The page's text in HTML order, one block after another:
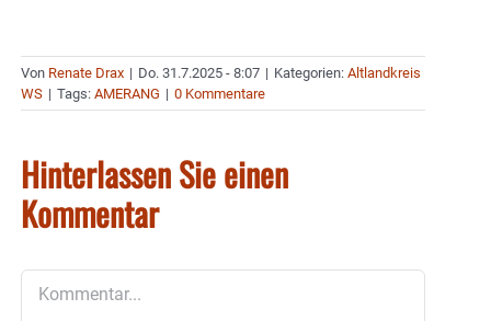
Von Renate Drax | Do. 31.7.2025 - 8:07 | Kategorien: Altlandkreis
WS | Tags: AMERANG | 0 Kommentare
Hinterlassen Sie einen
Kommentar